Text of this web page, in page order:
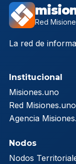
Red
La red de
Institucional
Misiones.uno
Red Misiones.uno
Agencia
Nodos
Nodos